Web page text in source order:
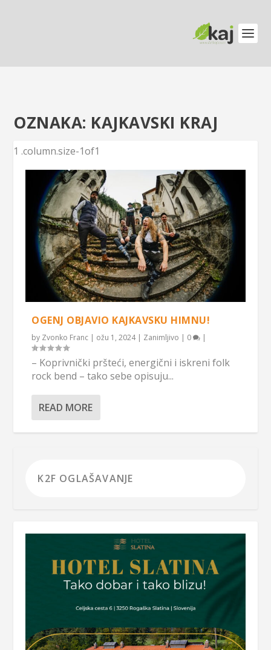
OZNAKA: KAJKAVSKI KRAJ
OGENJ OBJAVIO KAJKAVSKU HIMNU!
by Zvonko Franc | ožu 1, 2024| Zanimljivo | 0 |
– Koprivnički pršteći, energični i iskreni folk
rock bend – tako sebe opisuju...
READ MORE